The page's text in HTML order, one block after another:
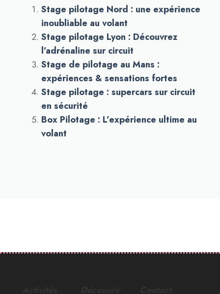
Stage pilotage Nord : une expérience
inoubliable au volant
Stage pilotage Lyon : Découvrez
l’adrénaline sur circuit
Stage de pilotage au Mans :
expériences & sensations fortes
Stage pilotage : supercars sur circuit
en sécurité
Box Pilotage : L’expérience ultime au
volant